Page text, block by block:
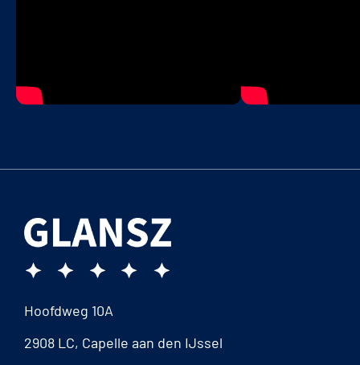
Hoofdweg 10A
2908 LC, Capelle aan den IJssel